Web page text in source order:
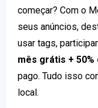
começar? Com o
seus anúncios,
usar tags,
mês grátis +
pago. Tudo isso
local.